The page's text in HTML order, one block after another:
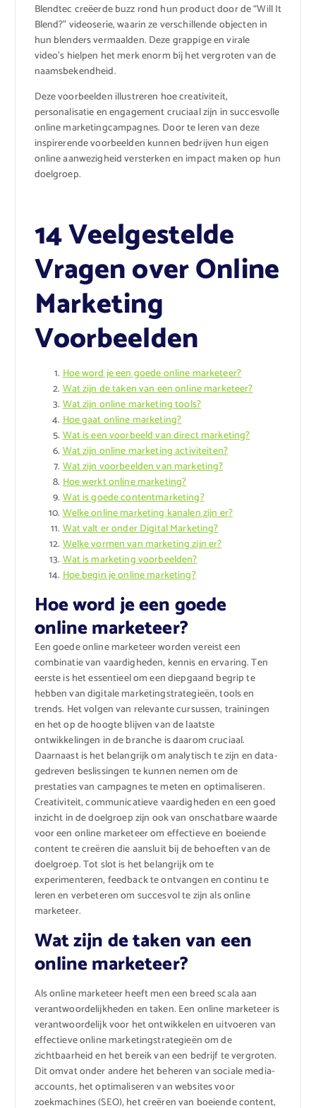
Blendtec creëerde buzz rond hun product door de “Will It
Blend?” videoserie, waarin ze verschillende objecten in
hun blenders vermaalden. Deze grappige en virale
video’s hielpen het merk enorm bij het vergroten van de
naamsbekendheid.
Deze voorbeelden illustreren hoe creativiteit,
personalisatie en engagement cruciaal zijn in succesvolle
online marketingcampagnes. Door te leren van deze
inspirerende voorbeelden kunnen bedrijven hun eigen
online aanwezigheid versterken en impact maken op hun
doelgroep.
14 Veelgestelde
Vragen over Online
Marketing
Voorbeelden
Hoe word je een goede online marketeer?
Wat zijn de taken van een online marketeer?
Wat zijn online marketing tools?
Hoe gaat online marketing?
Wat is een voorbeeld van direct marketing?
Wat zijn online marketing activiteiten?
Wat zijn voorbeelden van marketing?
Hoe werkt online marketing?
Wat is goede contentmarketing?
Welke online marketing kanalen zijn er?
Wat valt er onder Digital Marketing?
Welke vormen van marketing zijn er?
Wat is marketing voorbeelden?
Hoe begin je online marketing?
Hoe word je een goede
online marketeer?
Een goede online marketeer worden vereist een
combinatie van vaardigheden, kennis en ervaring. Ten
eerste is het essentieel om een diepgaand begrip te
hebben van digitale marketingstrategieën, tools en
trends. Het volgen van relevante cursussen, trainingen
en het op de hoogte blijven van de laatste
ontwikkelingen in de branche is daarom cruciaal.
Daarnaast is het belangrijk om analytisch te zijn en data-
gedreven beslissingen te kunnen nemen om de
prestaties van campagnes te meten en optimaliseren.
Creativiteit, communicatieve vaardigheden en een goed
inzicht in de doelgroep zijn ook van onschatbare waarde
voor een online marketeer om effectieve en boeiende
content te creëren die aansluit bij de behoeften van de
doelgroep. Tot slot is het belangrijk om te
experimenteren, feedback te ontvangen en continu te
leren en verbeteren om succesvol te zijn als online
marketeer.
Wat zijn de taken van een
online marketeer?
Als online marketeer heeft men een breed scala aan
verantwoordelijkheden en taken. Een online marketeer is
verantwoordelijk voor het ontwikkelen en uitvoeren van
effectieve online marketingstrategieën om de
zichtbaarheid en het bereik van een bedrijf te vergroten.
Dit omvat onder andere het beheren van sociale media-
accounts, het optimaliseren van websites voor
zoekmachines (SEO), het creëren van boeiende content,